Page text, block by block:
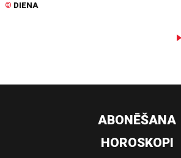
© DIENA
ABONĒŠANA
HOROSKOPI